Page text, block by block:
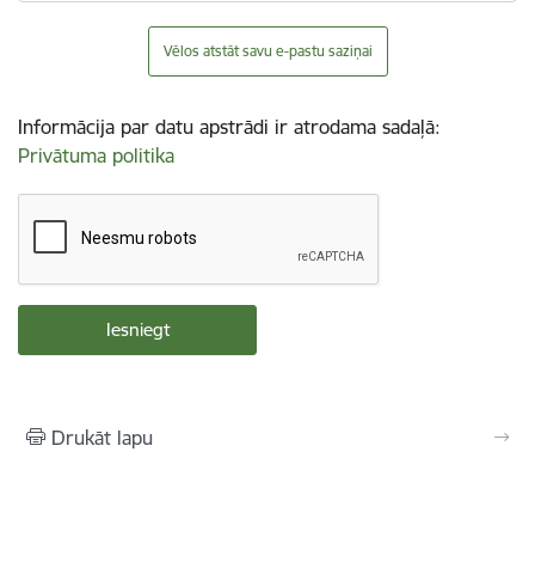
Vēlos atstāt savu e-pastu saziņai
Informācija par datu apstrādi ir atrodama sadaļā:
Privātuma politika
Drukāt lapu